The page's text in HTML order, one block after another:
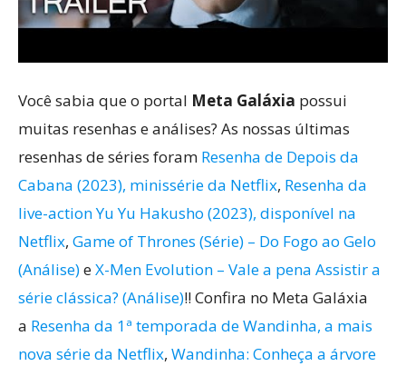
Você sabia que o portal Meta Galáxia possui
muitas resenhas e análises? As nossas últimas
resenhas de séries foram Resenha de Depois da
Cabana (2023), minissérie da Netflix, Resenha da
live-action Yu Yu Hakusho (2023), disponível na
Netflix, Game of Thrones (Série) – Do Fogo ao Gelo
(Análise)eX-Men Evolution – Vale a pena Assistir a
série clássica? (Análise)!! Confira no Meta Galáxia
a Resenha da 1ª temporada de Wandinha, a mais
nova série da Netflix, Wandinha: Conheça a árvore